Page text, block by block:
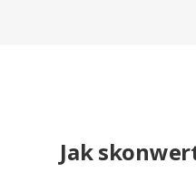
Jak